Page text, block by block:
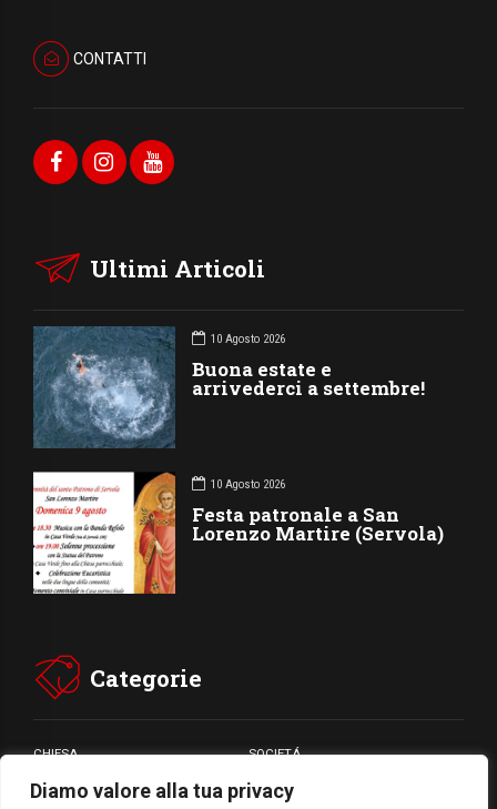
Diamo valore alla tua privacy
CONTATTI
Ultimi Articoli
10 Agosto 2026
Buona estate e
arrivederci a settembre!
10 Agosto 2026
Festa patronale a San
Lorenzo Martire (Servola)
Categorie
CHIESA SOCIETÁ
CARITÁ GIUBILEO